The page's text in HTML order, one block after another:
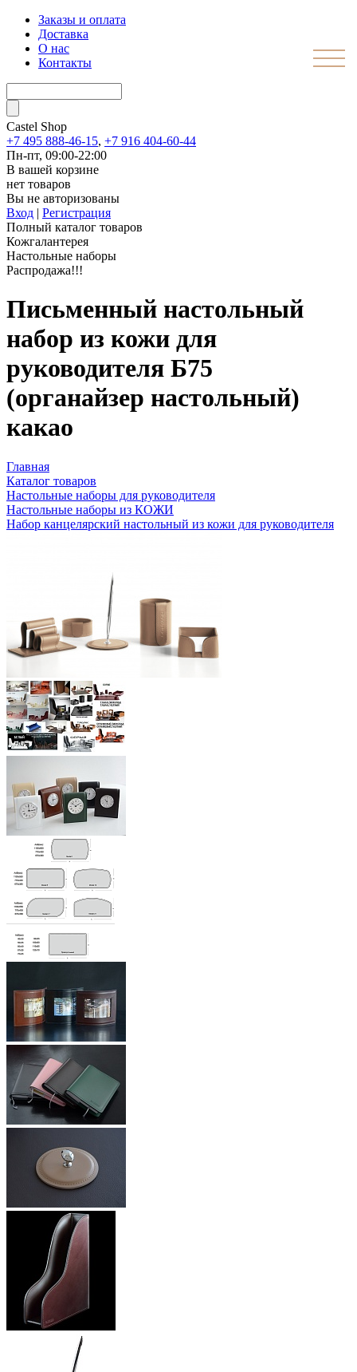
Заказы и оплата
Доставка
О нас
Контакты
Castel Shop
+7 495 888-46-15, +7 916 404-60-44
Пн-пт, 09:00-22:00
В вашей корзине
нет товаров
Вы не авторизованы
Вход | Регистрация
Полный каталог товаров
Кожгалантерея
Настольные наборы
Распродажа!!!
Письменный настольный
набор из кожи для
руководителя Б75
(органайзер настольный)
какао
Главная
Каталог товаров
Настольные наборы для руководителя
Настольные наборы из КОЖИ
Набор канцелярский настольный из кожи для руководителя